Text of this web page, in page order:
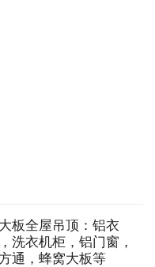
板全屋吊顶：铝衣
洗衣机柜，铝门窗，
通，蜂窝大板等